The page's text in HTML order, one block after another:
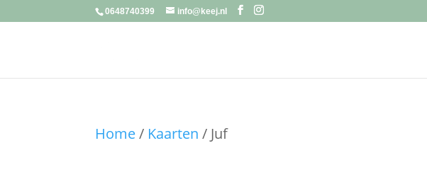
0648740399 info@keej.nl
Home/ Kaarten / Juf